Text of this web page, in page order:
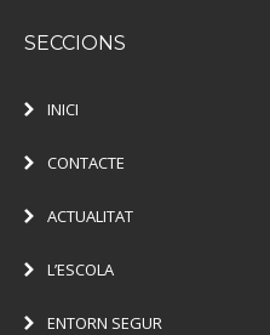
SECCIONS
INICI
CONTACTE
ACTUALITAT
L’ESCOLA
ENTORN SEGUR